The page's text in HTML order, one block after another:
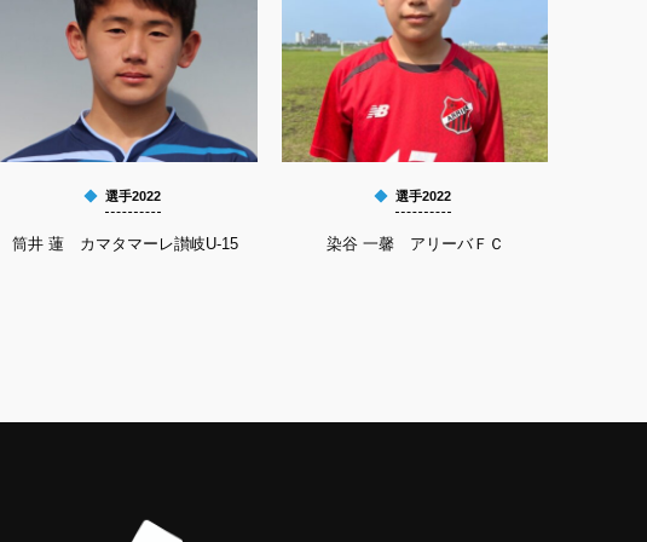
選手2022
筒井 蓮 カマタマーレ讃岐U-15
選手2022
染谷 一馨 アリーバＦＣ